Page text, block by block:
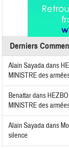
Derniers
Alain Sayadadans
MINISTRE des
Benattardans
MINISTRE des
Alain Sayadadans
silence